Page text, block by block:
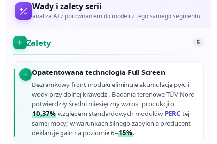
Wady i zalety serii
analiza AI z porównaniem do modeli z tego samego segmentu
Zalety 5
Opatentowana technologia Full Screen
Bezramkowy front modułu eliminuje akumulację pyłu i
wody przy dolnej krawędzi. Badania terenowe TÜV Nord
potwierdziły średni miesięczny wzrost produkcji o
10,37% względem standardowych modułów PERC tej
samej mocy; w warunkach silnego zapylenia producent
deklaruje gain na poziomie 6–15%.